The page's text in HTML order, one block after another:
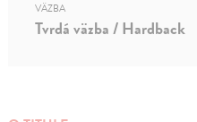
VÄZBA
Tvrdá väzba / Hardback